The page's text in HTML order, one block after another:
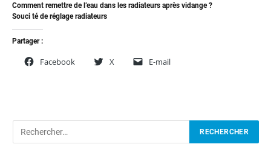
Comment remettre de l’eau dans les radiateurs après vidange ?
Souci té de réglage radiateurs
Partager :
Facebook X E-mail